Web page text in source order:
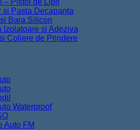
– Pistol de Lipit
si Pasta Decapanta
Bara Silicon
Izolatoare si Adeziva
Coliere de Prindere
Waterproof
Auto FM